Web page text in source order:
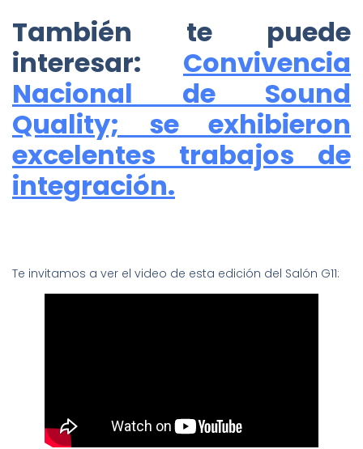
También te puede
interesar: Convivencia
Nacional de Sound
Quality; se exhibieron
excelentes trabajos de
integración.
Te invitamos a ver el video de esta edición del Salón G11: